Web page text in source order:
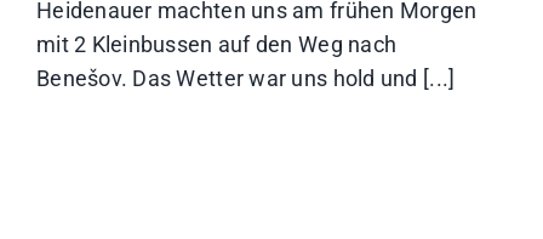
Heidenauer machten uns am frühen Morgen
mit 2 Kleinbussen auf den Weg nach
Benešov. Das Wetter war uns hold und [...]